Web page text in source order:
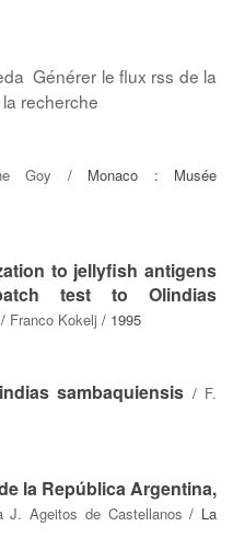
Générer le flux rss de la
recherche
Goy / Monaco : Musée
to jellyfish antigens
test to Olindias
/ Franco Kokelj / 1995
sambaquiensis / F.
la República Argentina,
J. Ageitos de Castellanos / La